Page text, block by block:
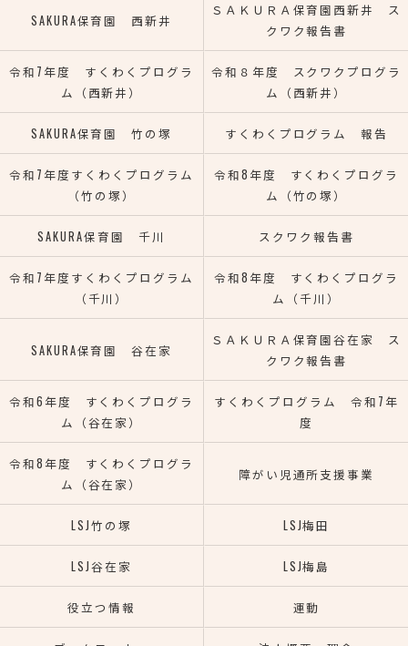
SAKURA保育園 西新井
ＳＡＫＵＲＡ保育園西新井 ス
クワク報告書
令和7年度 すくわくプログラ
ム（西新井）
令和８年度 スクワクプログラ
ム（西新井）
SAKURA保育園 竹の塚 すくわくプログラム 報告
令和7年度すくわくプログラム
（竹の塚）
令和8年度 すくわくプログラ
ム（竹の塚）
SAKURA保育園 千川 スクワク報告書
令和7年度すくわくプログラム
（千川）
令和8年度 すくわくプログラ
ム（千川）
SAKURA保育園 谷在家
ＳＡＫＵＲＡ保育園谷在家 ス
クワク報告書
令和6年度 すくわくプログラ
ム（谷在家）
すくわくプログラム 令和7年
度
令和8年度 すくわくプログラ
ム（谷在家）
障がい児通所支援事業
LSJ竹の塚 LSJ梅田
LSJ谷在家 LSJ梅島
役立つ情報 運動